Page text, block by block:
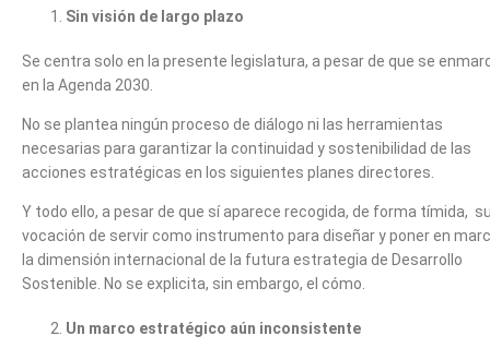
Sin visión de largo plazo
Se centra solo en la presente legislatura, a pesar de que se
en la Agenda 2030.
No se plantea ningún proceso de diálogo ni las herramientas
necesarias para garantizar la continuidad y sostenibilidad de las
acciones estratégicas en los siguientes planes directores.
Y todo ello, a pesar de que sí aparece recogida, de forma tímida,
vocación de servir como instrumento para diseñar y poner en
la dimensión internacional de la futura estrategia de Desarrollo
Sostenible. No se explicita, sin embargo, el cómo.
Un marco estratégico aún inconsistente